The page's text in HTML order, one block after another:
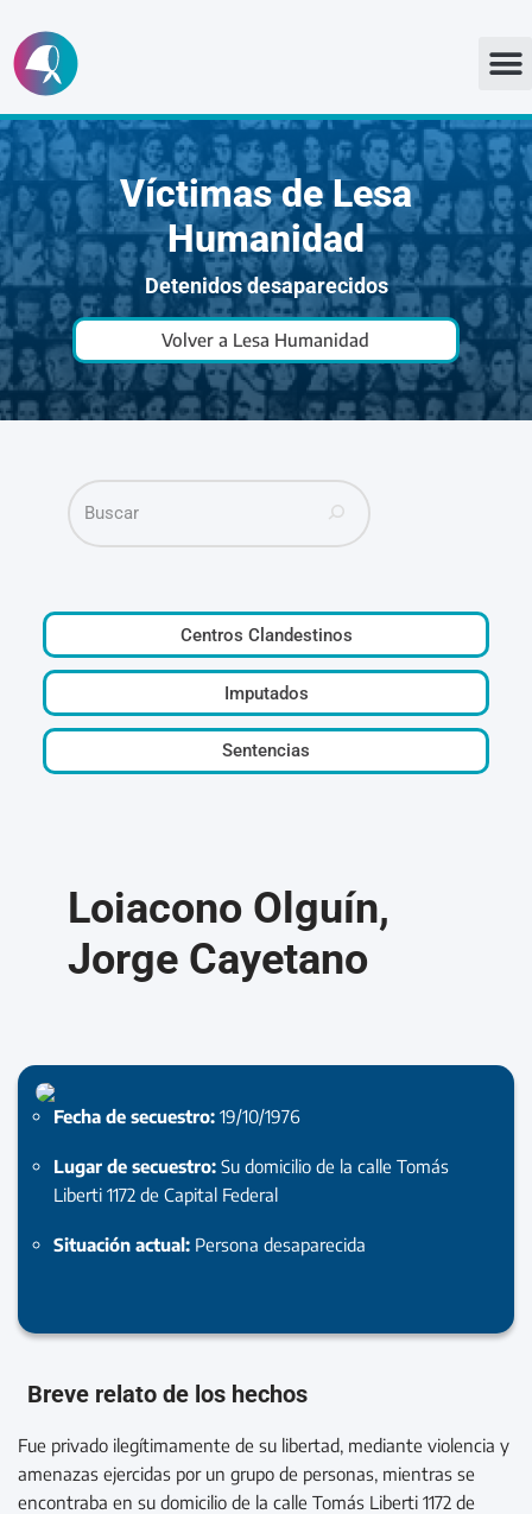
Ir
al
contenido
Víctimas de Lesa
Humanidad
Detenidos desaparecidos
Volver a Lesa Humanidad
Centros Clandestinos
Imputados
Sentencias
Loiacono Olguín,
Jorge Cayetano
Fecha de secuestro: 19/10/1976
Lugar de secuestro: Su domicilio de la calle Tomás
Liberti 1172 de Capital Federal
Situación actual: Persona desaparecida
Breve relato de los hechos
Fue privado ilegítimamente de su libertad, mediante violencia y
amenazas ejercidas por un grupo de personas, mientras se
encontraba en su domicilio de la calle Tomás Liberti 1172 de